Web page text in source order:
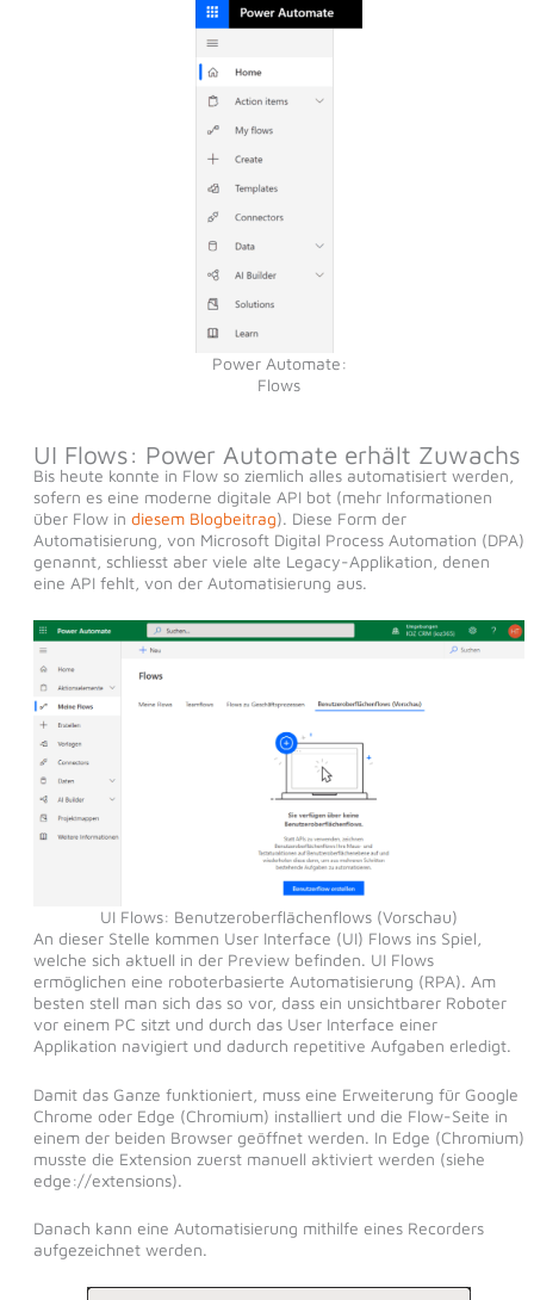
Power Automate:
Flows
UI Flows: Power Automate erhält Zuwachs
Bis heute konnte in Flow so ziemlich alles automatisiert werden,
sofern es eine moderne digitale API bot (mehr Informationen
über Flow in diesem Blogbeitrag). Diese Form der
Automatisierung, von Microsoft Digital Process Automation (DPA)
genannt, schliesst aber viele alte Legacy-Applikation, denen
eine API fehlt, von der Automatisierung aus.
UI Flows: Benutzeroberflächenflows (Vorschau)
An dieser Stelle kommen User Interface (UI) Flows ins Spiel,
welche sich aktuell in der Preview befinden. UI Flows
ermöglichen eine roboterbasierte Automatisierung (RPA). Am
besten stell man sich das so vor, dass ein unsichtbarer Roboter
vor einem PC sitzt und durch das User Interface einer
Applikation navigiert und dadurch repetitive Aufgaben erledigt.
Damit das Ganze funktioniert, muss eine Erweiterung für Google
Chrome oder Edge (Chromium) installiert und die Flow-Seite in
einem der beiden Browser geöffnet werden. In Edge (Chromium)
musste die Extension zuerst manuell aktiviert werden (siehe
edge://extensions).
Danach kann eine Automatisierung mithilfe eines Recorders
aufgezeichnet werden.